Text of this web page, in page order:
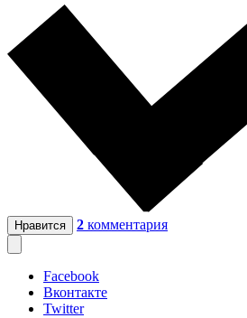
Нравится 2 комментария
Facebook
Вконтакте
Twitter